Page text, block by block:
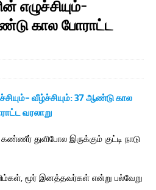
எழுச்சியும்-
கால போராட்ட
வீழ்ச்சியும்: 37 ஆண்டு கால
வரலாறு
துளிபோல இருக்கும் குட்டி நாடு
மூர் இனத்தவர்கள் என்று பல்வேறு